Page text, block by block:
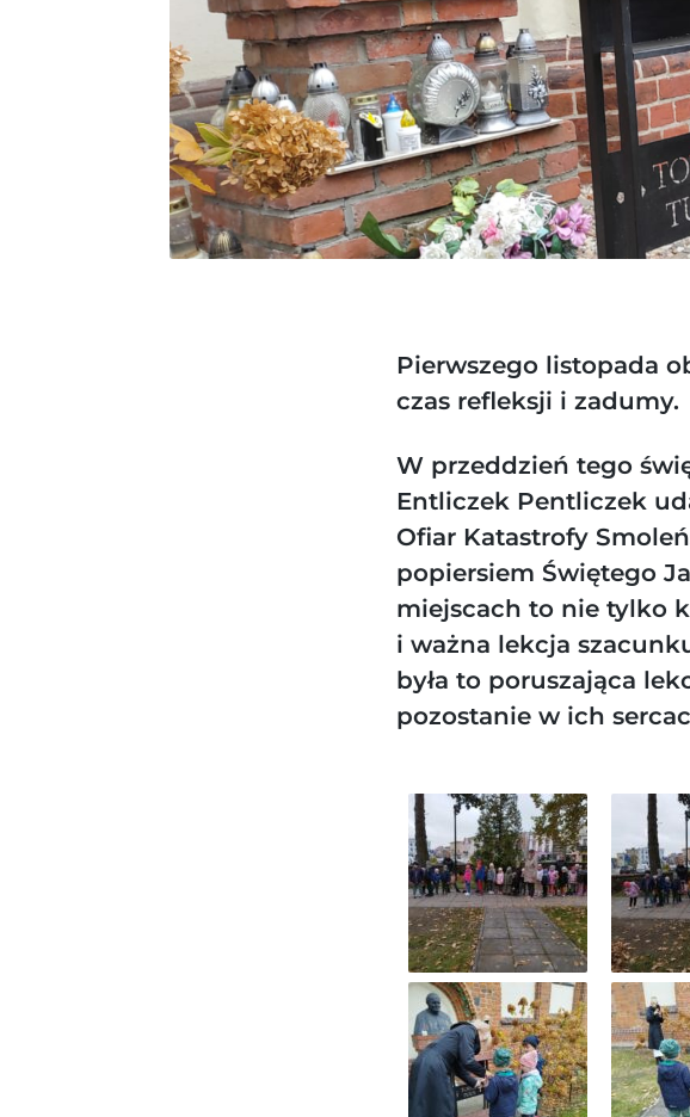
Pierwszego listopada
czas refleksji i zadumy.
W przeddzień tego
Entliczek Pentliczek
Ofiar Katastrofy
popiersiem Świętego
miejscach to nie tylko
i ważna lekcja
była to poruszająca
pozostanie w ich